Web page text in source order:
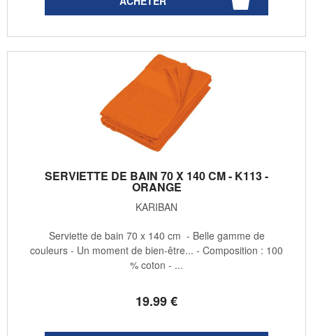
SERVIETTE DE BAIN 70 X 140 CM - K113 -
ORANGE
KARIBAN
19.99€
Serviette de bain 70 x 140 cm - Belle gamme de
couleurs - Un moment de bien-être... - Composition : 100
% coton - ...